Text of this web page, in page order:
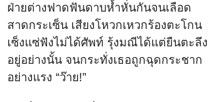
ฝ่ายต่างฟาดฟันดาบห้ำหั่นกันจนเลือด
สาดกระเซ็น เสียงโหวกเหวกร้องตะโกน
เซ็งแซ่ฟังไม่ได้ศัพท์ รุ้งมณีได้แต่ยืนตะลึง
อยู่อย่างนั้น จนกระทั่งเธอถูกฉุดกระชาก
อย่างแรง “ว๊าย!”